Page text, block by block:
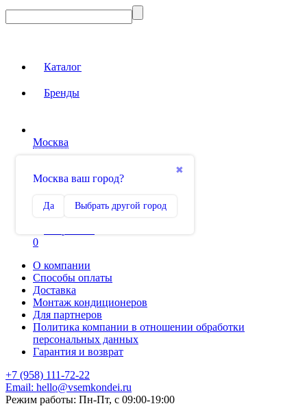
Каталог
Бренды
Москва
✖
Москва ваш город?
Да Выбрать другой город
Сравнение
0
О компании
Способы оплаты
Доставка
Монтаж кондиционеров
Для партнеров
Политика компании в отношении обработки
персональных данных
Гарантия и возврат
+7 (958) 111-72-22
Email: hello@vsemkondei.ru
Режим работы: Пн-Пт, с 09:00-19:00